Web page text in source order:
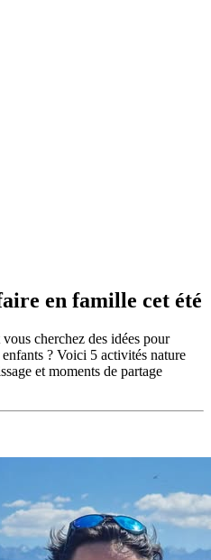
en famille cet été
cherchez des idées pour
? Voici 5 activités nature
et moments de partage